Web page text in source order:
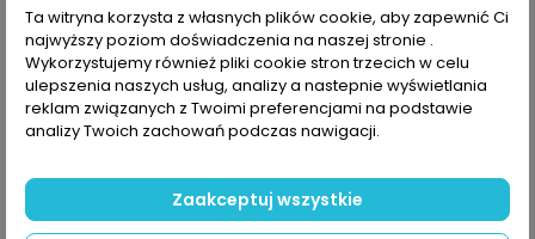
OPIS SZCZEGÓŁY PRODUKTU
88 szt. +1, bez sprężynek
KOMENTARZE (0) Oceń
Na razie nie dodano żadnej recenzji.
16 INNYCH PRODUKTÓW W TEJ SAMEJ KATEGORII:
Ta witryna korzysta z własnych plików cookie, aby zapewnić Ci
najwyższy poziom doświadczenia na naszej stronie .
Wykorzystujemy również pliki cookie stron trzecich w celu
ulepszenia naszych usług, analizy a nastepnie wyświetlania
reklam związanych z Twoimi preferencjami na podstawie
analizy Twoich zachowań podczas nawigacji.
Zaakceptuj wszystkie